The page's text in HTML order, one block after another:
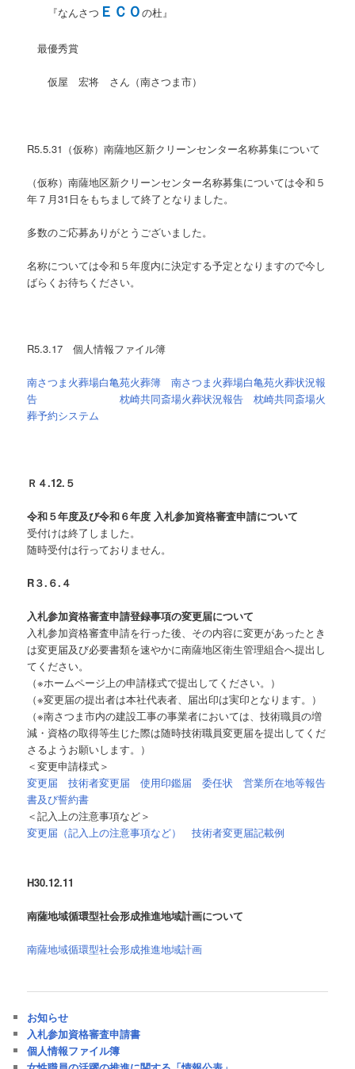
『なんさつ ＥＣＯの杜』
最優秀賞
仮屋 宏将 さん（南さつま市）
R5.5.31（仮称）南薩地区新クリーンセンター名称募集について
（仮称）南薩地区新クリーンセンター名称募集については令和５
年７月31日をもちまして終了となりました。
多数のご応募ありがとうございました。
名称については令和５年度内に決定する予定となりますので今し
ばらくお待ちください。
R5.3.17 個人情報ファイル簿
南さつま火葬場白亀苑火葬簿
南さつま火葬場白亀苑火葬状況報
告
枕崎共同斎場火葬状況報告
枕崎共同斎場火
葬予約システム
Ｒ４.12.５
令和５年度及び令和６年度 入札参加資格審査申請について
受付けは終了しました。
随時受付は行っておりません。
R３.６.４
入札参加資格審査申請登録事項の変更届について
入札参加資格審査申請を行った後、その内容に変更があったとき
は変更届及び必要書類を速やかに南薩地区衛生管理組合へ提出し
てください。
（※ホームページ上の申請様式で提出してください。）
（※変更届の提出者は本社代表者、届出印は実印となります。）
（※南さつま市内の建設工事の事業者においては、技術職員の増
減・資格の取得等生じた際は随時技術職員変更届を提出してくだ
さるようお願いします。）
＜変更申請様式＞
変更届
技術者変更届 使用印鑑届 委任状
営業所在地等報告
書及び誓約書
＜記入上の注意事項など＞
変更届（記入上の注意事項など）
技術者変更届記載例
H30.12.11
南薩地域循環型社会形成推進地域計画について
南薩地域循環型社会形成推進地域計画
お知らせ
入札参加資格審査申請書
個人情報ファイル簿